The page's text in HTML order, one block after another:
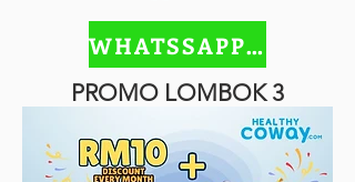
WHATSSAPP SEKARANG
PROMO LOMBOK 3